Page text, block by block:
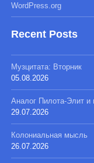
WordPress.org
Recent Posts
Музцитата: Вторник
05.08.2026
Аналог Пилота-Элит и
29.07.2026
Колониальная мысль
26.07.2026